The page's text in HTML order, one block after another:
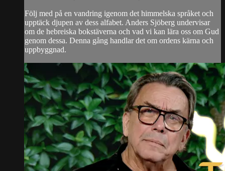
Följ med på en vandring igenom det himmelska språket och
upptäck djupen av dess alfabet. Anders Sjöberg undervisar
om de hebreiska bokstäverna och vad vi kan lära oss om Gud
genom dessa. Denna gång handlar det om ordens kärna och
uppbyggnad.